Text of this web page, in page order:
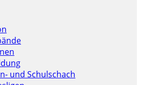
und Schulschach